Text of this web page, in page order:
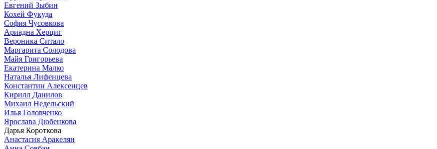
Евгений Зыбин
Кохей Фукуда
София Чусовкова
Ариадна Херциг
Вероника Ситало
Маргарита Солодова
Майя Григорьева
Екатерина Малко
Наталья Лифенцева
Константин Алексенцев
Кирилл Данилов
Михаил Недельский
Илья Головченко
Ярослава Дюбенкова
Дарья Короткова
Анастасия Аракелян